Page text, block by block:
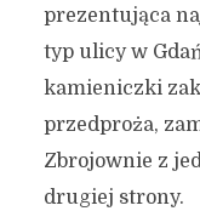
prezentująca
typ ulicy w
kamieniczki
przedproża,
Zbrojownie z
drugiej strony.